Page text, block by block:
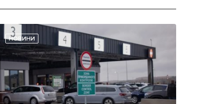
НОВИНИ